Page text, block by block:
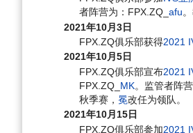
者阵营为：FPX.ZQ_afu
2021年10月3日
FPX.ZQ俱乐部获得2021
2021年10月5日
FPX.ZQ俱乐部宣布2021
FPX.ZQ_ MK。监管者阵
秋季赛， 冕改任为领队。
2021年10月15日
FPX.ZQ俱乐部参加2021